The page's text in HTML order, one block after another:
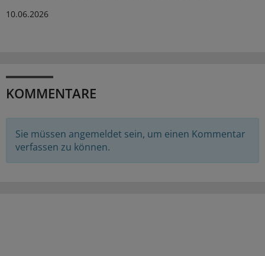
10.06.2026
KOMMENTARE
Sie müssen angemeldet sein, um einen Kommentar
verfassen zu können.